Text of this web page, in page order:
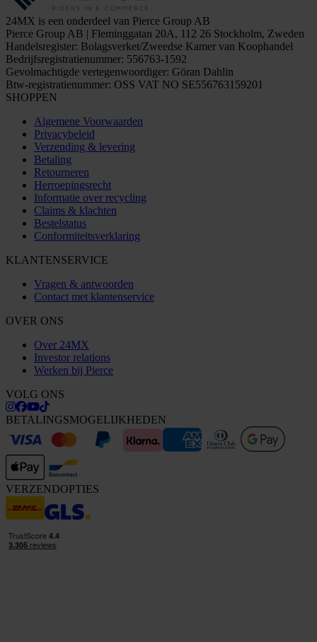
24MX is een onderdeel van Pierce Group AB
Pierce Group AB | Fleminggatan 20A, 112 26 Stockholm, Zweden
Handelsregister: Bolagsverket/Zweedse Kamer van Koophandel
Bedrijfsregistratienummer: 556763-1592
Gevolmachtigde vertegenwoordiger: Göran Dahlin
Btw-registratienummer: OSS VAT NO SE556763159201
SHOPPEN
Algemene Voorwaarden
Privacybeleid
Verzending & levering
Betaling
Retourneren
Herroepingsrecht
Informatie over recycling
Claims & klachten
Bestelstatus
Conformiteitsverklaring
KLANTENSERVICE
Vragen & antwoorden
Contact met klantenservice
OVER ONS
Over 24MX
Investor relations
Werken bij Pierce
VOLG ONS
BETALINGSMOGELIJKHEDEN
VERZENDOPTIES